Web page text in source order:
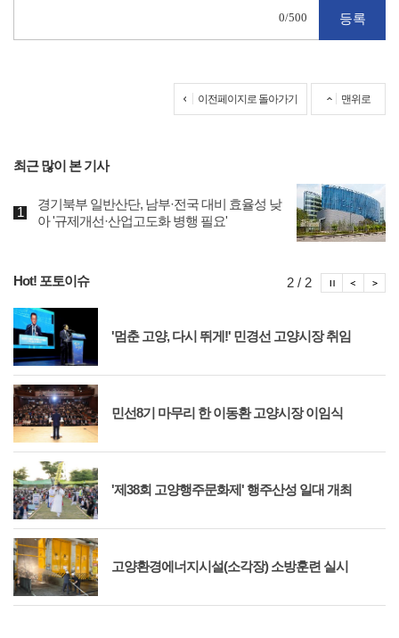
0/500
이전페이지로 돌아가기 맨위로
최근 많이 본 기사
경기북부 일반산단, 남부·전국 대비 효율성 낮
아 '규제개선·산업고도화 병행 필요'
Hot! 포토이슈
'멈춘 고양, 다시 뛰게!' 민경선 고양시장 취임
민선8기 마무리 한 이동환 고양시장 이임식
'제38회 고양행주문화제' 행주산성 일대 개최
고양환경에너지시설(소각장) 소방훈련 실시
2 / 2 포
포토이